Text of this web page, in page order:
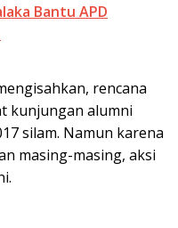
Bantu APD
rencana
kunjungan alumni
silam. Namun karena
masing-masing, aksi